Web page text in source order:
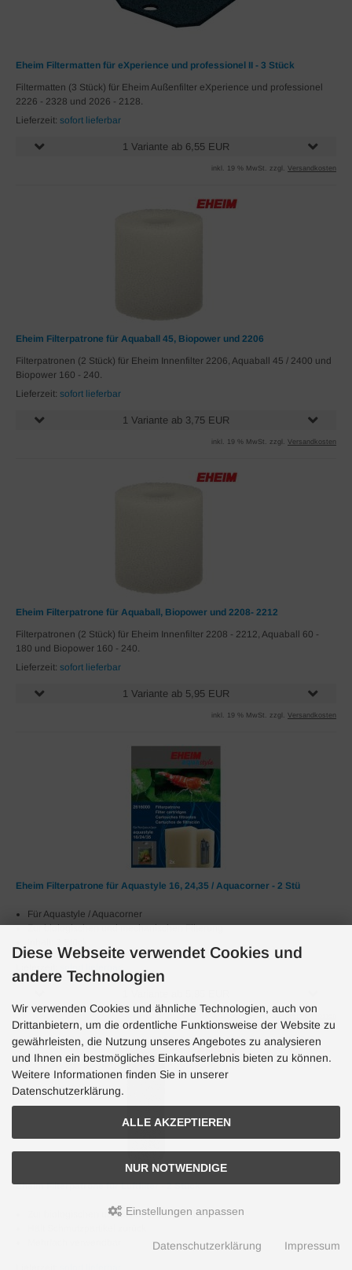
Eheim Filtermatten für eXperience und professionel II - 3 Stück
Filtermatten (3 Stück) für Eheim Außenfilter eXperience und professionel
2226 - 2328 und 2026 - 2128.
Lieferzeit: sofort lieferbar
1 Variante ab 6,55 EUR
inkl. 19 % MwSt. zzgl. Versandkosten
Eheim Filterpatrone für Aquaball 45, Biopower und 2206
Filterpatronen (2 Stück) für Eheim Innenfilter 2206, Aquaball 45 / 2400 und
Biopower 160 - 240.
Lieferzeit: sofort lieferbar
1 Variante ab 3,75 EUR
inkl. 19 % MwSt. zzgl. Versandkosten
Eheim Filterpatrone für Aquaball, Biopower und 2208- 2212
Filterpatronen (2 Stück) für Eheim Innenfilter 2208 - 2212, Aquaball 60 -
180 und Biopower 160 - 240.
Lieferzeit: sofort lieferbar
1 Variante ab 5,95 EUR
inkl. 19 % MwSt. zzgl. Versandkosten
Eheim Filterpatrone für Aquastyle 16, 24,35 / Aquacorner - 2 Stü
Für Aquastyle / Aquacorner
Zur biologischen und mechanischen Filterung
Lieferzeit: sofort lieferbar
inkl. 19 % MwSt. zzgl.
Eheim Filterpatrone für Luftfilter - 2 Stück
Zur biologischen und mechanischen Filterung
Diese Webseite verwendet Cookies und
andere Technologien
Wir verwenden Cookies und ähnliche Technologien, auch von
Drittanbietern, um die ordentliche Funktionsweise der Website zu
gewährleisten, die Nutzung unseres Angebotes zu analysieren
und Ihnen ein bestmögliches Einkaufserlebnis bieten zu können.
Weitere Informationen finden Sie in unserer
Datenschutzerklärung.
ALLE AKZEPTIEREN
NUR NOTWENDIGE
Einstellungen anpassen
Datenschutzerklärung Impressum